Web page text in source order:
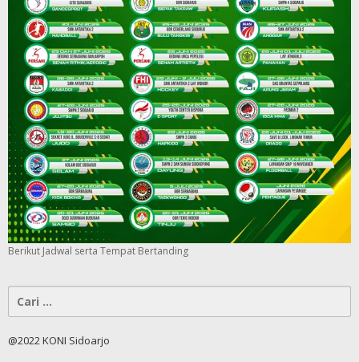
Berikut Jadwal serta Tempat Bertanding
untuk:
@2022 KONI Sidoarjo